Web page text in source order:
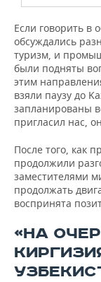
Если говорить в
обсуждались
туризм, и
были подняты
этим
взяли паузу до
запланированы
пригласил нас,
После того, как
продолжили
заместителями
продолжать
воспринята
«НА